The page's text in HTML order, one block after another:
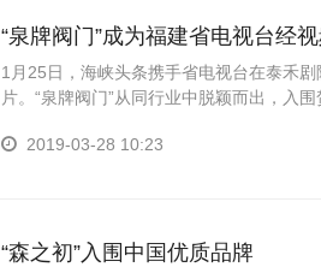
“泉牌阀门”成为福建省电视台经
1月25日，海峡头条携手省电视台在泰禾
片。“泉牌阀门”从同行业中脱颖而出，入
2019-03-28 10:23
“森之初”入围中国优质品牌